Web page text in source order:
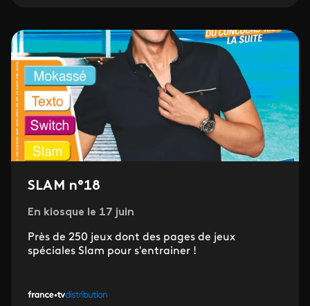
SLAM n°18
En kiosque le 17 juin
Près de 250 jeux dont des pages de jeux
spéciales Slam pour s'entrainer !